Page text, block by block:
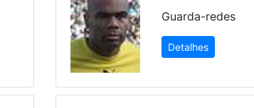
Guarda-redes
Detalhes